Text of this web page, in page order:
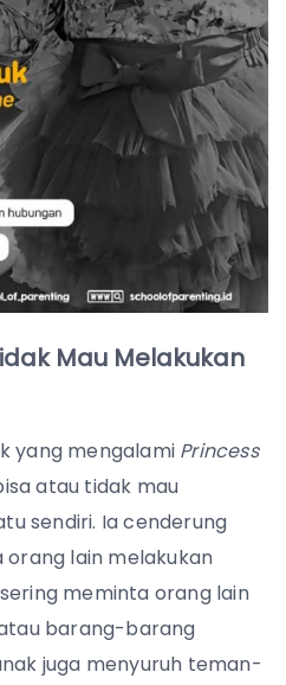
Mau Melakukan
yang mengalami Princess
atau tidak mau
sendiri. Ia cenderung
lain melakukan
meminta orang lain
barang-barang
juga menyuruh teman-